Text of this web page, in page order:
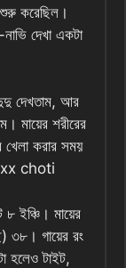
করেছিল।
দেখা একটা
দেখতাম, আর
মায়ের শরীরের
করার সময়
choti
৮ ইঞ্চি। মায়ের
৩৮। গায়ের রং
হলেও টাইট,